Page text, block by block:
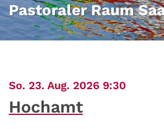
Pastoraler Raum
So. 23. Aug. 2026 9:30
Hochamt